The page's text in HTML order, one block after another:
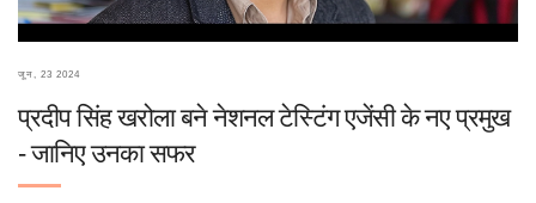
जून, 23 2024
प्रदीप सिंह खरोला बने नेशनल टेस्टिंग एजेंसी के नए प्रमुख
- जानिए उनका सफर